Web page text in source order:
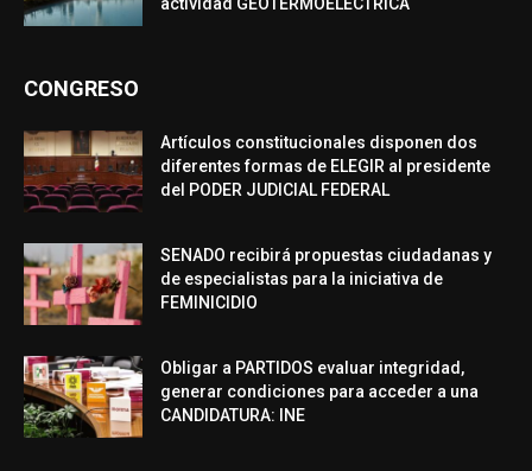
CONGRESO
Artículos constitucionales disponen dos
diferentes formas de ELEGIR al presidente
del PODER JUDICIAL FEDERAL
SENADO recibirá propuestas ciudadanas y
de especialistas para la iniciativa de
FEMINICIDIO
Obligar a PARTIDOS evaluar integridad,
generar condiciones para acceder a una
CANDIDATURA: INE